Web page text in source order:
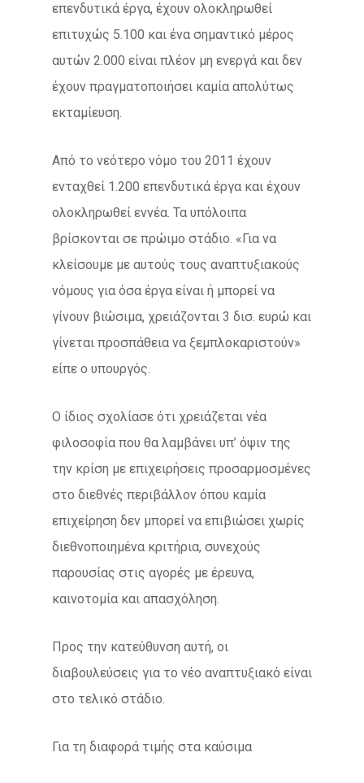
επενδυτικά έργα, έχουν ολοκληρωθεί
επιτυχώς 5.100 και ένα σημαντικό μέρος
αυτών 2.000 είναι πλέον μη ενεργά και δεν
έχουν πραγματοποιήσει καμία απολύτως
εκταμίευση.
Από το νεότερο νόμο του 2011 έχουν
ενταχθεί 1.200 επενδυτικά έργα και έχουν
ολοκληρωθεί εννέα. Τα υπόλοιπα
βρίσκονται σε πρώιμο στάδιο. «Για να
κλείσουμε με αυτούς τους αναπτυξιακούς
νόμους για όσα έργα είναι ή μπορεί να
γίνουν βιώσιμα, χρειάζονται 3 δισ. ευρώ και
γίνεται προσπάθεια να ξεμπλοκαριστούν»
είπε ο υπουργός.
Ο ίδιος σχολίασε ότι χρειάζεται νέα
φιλοσοφία που θα λαμβάνει υπ’ όψιν της
την κρίση με επιχειρήσεις προσαρμοσμένες
στο διεθνές περιβάλλον όπου καμία
επιχείρηση δεν μπορεί να επιβιώσει χωρίς
διεθνοποιημένα κριτήρια, συνεχούς
παρουσίας στις αγορές με έρευνα,
καινοτομία και απασχόληση.
Προς την κατεύθυνση αυτή, οι
διαβουλεύσεις για το νέο αναπτυξιακό είναι
στο τελικό στάδιο.
Για τη διαφορά τιμής στα καύσιμα